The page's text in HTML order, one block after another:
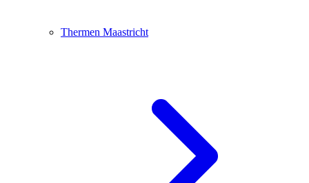
Thermen Maastricht